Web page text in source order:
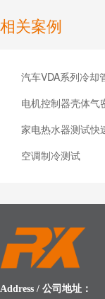
相关案例
汽车VDA系列冷却
电机控制器壳体气
家电热水器测试快
空调制冷测试
Address / 公司地址：